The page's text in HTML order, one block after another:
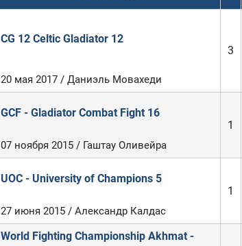
CG 12 Celtic Gladiator 12
3
20 мая 2017 / Даниэль Мовахеди
GCF - Gladiator Combat Fight 16
1
07 ноября 2015 / Гаштау Оливейра
UOC - University of Champions 5
1
27 июня 2015 / Александр Калдас
World Fighting Championship Akhmat -